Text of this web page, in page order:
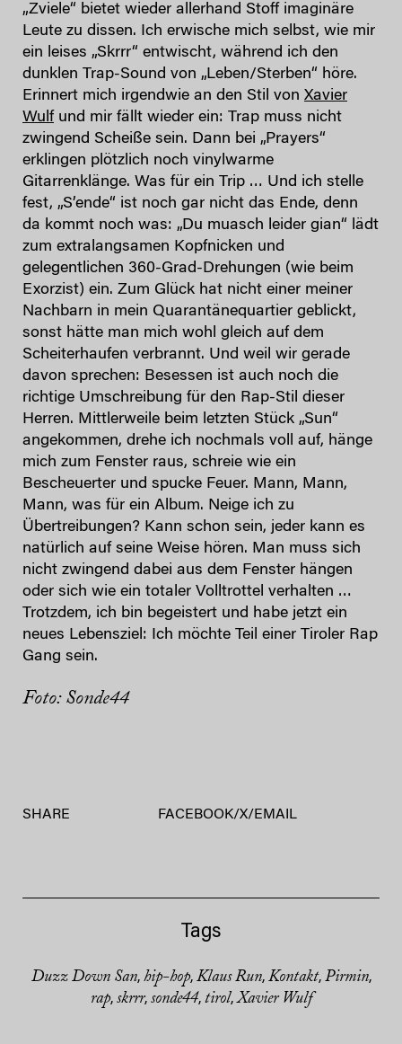
„Zviele“ bietet wieder allerhand Stoff imaginäre
Leute zu dissen. Ich erwische mich selbst, wie mir
ein leises „Skrrr“ entwischt, während ich den
dunklen Trap-Sound von „Leben/Sterben“ höre.
Erinnert mich irgendwie an den Stil von Xavier
Wulf und mir fällt wieder ein: Trap muss nicht
zwingend Scheiße sein. Dann bei „Prayers“
erklingen plötzlich noch vinylwarme
Gitarrenklänge. Was für ein Trip … Und ich stelle
fest, „S’ende“ ist noch gar nicht das Ende, denn
da kommt noch was: „Du muasch leider gian“ lädt
zum extralangsamen Kopfnicken und
gelegentlichen 360-Grad-Drehungen (wie beim
Exorzist) ein. Zum Glück hat nicht einer meiner
Nachbarn in mein Quarantänequartier geblickt,
sonst hätte man mich wohl gleich auf dem
Scheiterhaufen verbrannt. Und weil wir gerade
davon sprechen: Besessen ist auch noch die
richtige Umschreibung für den Rap-Stil dieser
Herren. Mittlerweile beim letzten Stück „Sun“
angekommen, drehe ich nochmals voll auf, hänge
mich zum Fenster raus, schreie wie ein
Bescheuerter und spucke Feuer. Mann, Mann,
Mann, was für ein Album. Neige ich zu
Übertreibungen? Kann schon sein, jeder kann es
natürlich auf seine Weise hören. Man muss sich
nicht zwingend dabei aus dem Fenster hängen
oder sich wie ein totaler Volltrottel verhalten …
Trotzdem, ich bin begeistert und habe jetzt ein
neues Lebensziel: Ich möchte Teil einer Tiroler Rap
Gang sein.
Foto: Sonde44
SHARE FACEBOOK/X/ EMAIL
Tags
Duzz Down San, hip-hop, Klaus Run, Kontakt, Pirmin,
rap, skrrr, sonde44, tirol,Xavier Wulf